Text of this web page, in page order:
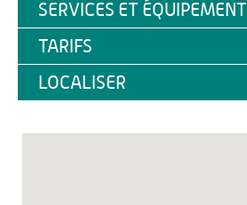
SERVICES ET ÉQUIPEMENT
TARIFS
LOCALISER